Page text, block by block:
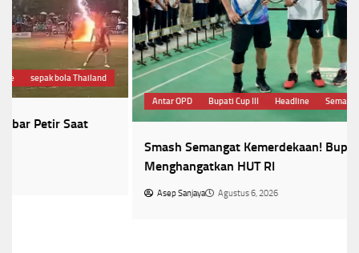
Bupati Cup III Headline Semarak HUT RI
Smash Semangat Kemerdekaan! Bupati Cup III Resmi
Menghangatkan HUT RI
Agustus 6, 2026